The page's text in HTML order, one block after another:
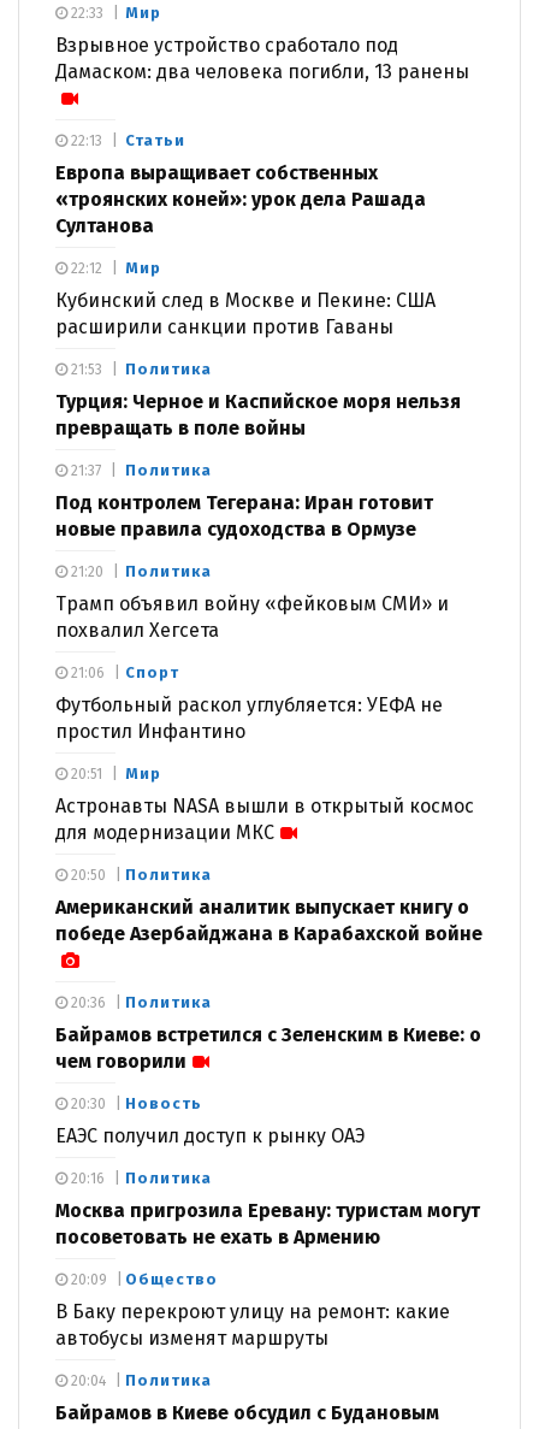
Мир
Взрывное устройство сработало под
Дамаском: два человека погибли, 13 ранены
22:33
Статьи
Европа выращивает собственных
«троянских коней»: урок дела Рашада
Султанова
22:13
Мир
Кубинский след в Москве и Пекине: США
расширили санкции против Гаваны
22:12
Политика
Турция: Черное и Каспийское моря нельзя
превращать в поле войны
21:53
Политика
Под контролем Тегерана: Иран готовит
новые правила судоходства в Ормузе
21:37
Политика
Трамп объявил войну «фейковым СМИ» и
похвалил Хегсета
21:20
Спорт
Футбольный раскол углубляется: УЕФА не
простил Инфантино
21:06
Мир
Астронавты NASA вышли в открытый космос
для модернизации МКС
20:51
Политика
Американский аналитик выпускает книгу о
победе Азербайджана в Карабахской войне
20:50
Политика
Байрамов встретился с Зеленским в Киеве: о
чем говорили
20:36
Новость
ЕАЭС получил доступ к рынку ОАЭ
20:30
Политика
Москва пригрозила Еревану: туристам могут
посоветовать не ехать в Армению
20:16
Общество
В Баку перекроют улицу на ремонт: какие
автобусы изменят маршруты
20:09
Политика
Байрамов в Киеве обсудил с Будановым
20:04